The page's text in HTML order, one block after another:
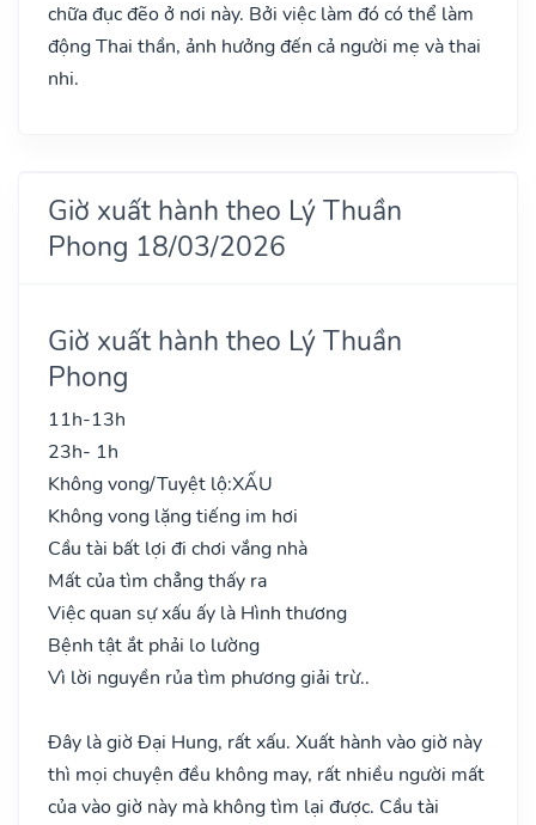
chữa đục đẽo ở nơi này. Bởi việc làm đó có thể làm
động Thai thần, ảnh hưởng đến cả người mẹ và thai
nhi.
Giờ xuất hành theo Lý Thuần
Phong 18/03/2026
Giờ xuất hành theo Lý Thuần
Phong
11h-13h
23h- 1h
Không vong/Tuyệt lộ:XẤU
Không vong lặng tiếng im hơi
Cầu tài bất lợi đi chơi vắng nhà
Mất của tìm chẳng thấy ra
Việc quan sự xấu ấy là Hình thương
Bệnh tật ắt phải lo lường
Vì lời nguyền rủa tìm phương giải trừ..
Đây là giờ Đại Hung, rất xấu. Xuất hành vào giờ này
thì mọi chuyện đều không may, rất nhiều người mất
của vào giờ này mà không tìm lại được. Cầu tài